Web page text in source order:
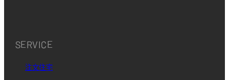
SERVICE
注文住宅